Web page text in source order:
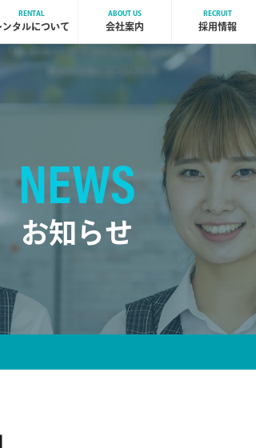
RENTAL
ンタルについて
ABOUT US
会社案内
RECRUIT
採用情報
NEWS
お知らせ